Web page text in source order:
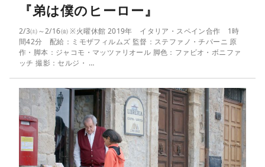
『弟は僕のヒーロー』
2/3㈯～2/16㈮ ※火曜休館 2019年 イタリア・スペイン合作 1時
間42分 配給：ミモザフィルムズ 監督：ステファノ・チパーニ 原
作・脚本：ジャコモ・マッツァリオール 脚色：ファビオ・ボニファ
ッチ 撮影：セルジ・ …